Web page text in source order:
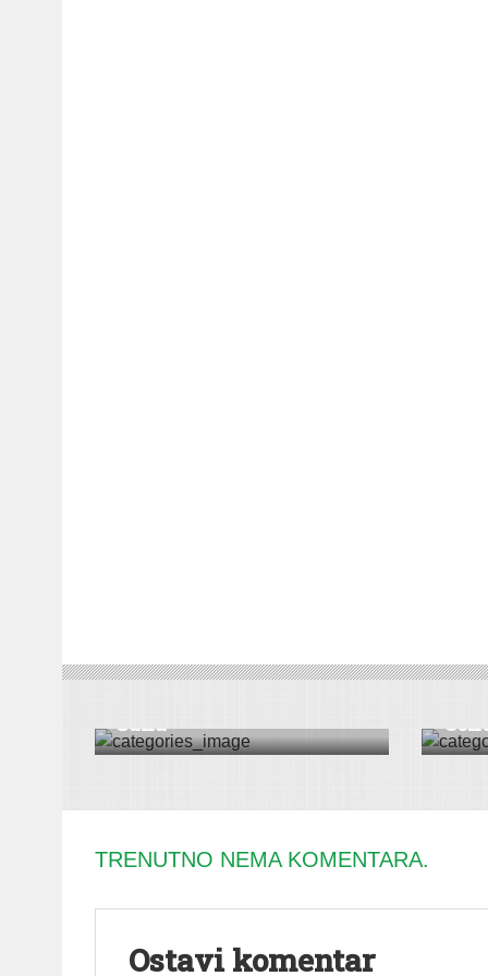
KOLUMNA
Ša­ka
TRENUTNO NEMA KOMENTARA.
Ostavi komentar